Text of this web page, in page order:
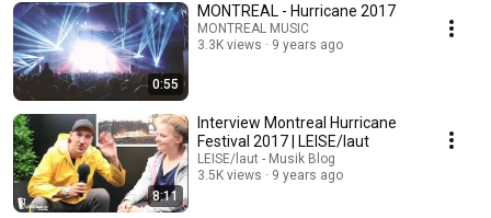
0:55
MONTREAL - Hurricane 2017
MONTREAL MUSIC
3.3K views
9 years ago
8:11
Interview Montreal Hurricane
Festival 2017 | LEISE/laut
LEISE/laut - Musik Blog
3.5K views
9 years ago